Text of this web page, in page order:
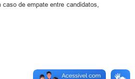
de empate entre candidatos,